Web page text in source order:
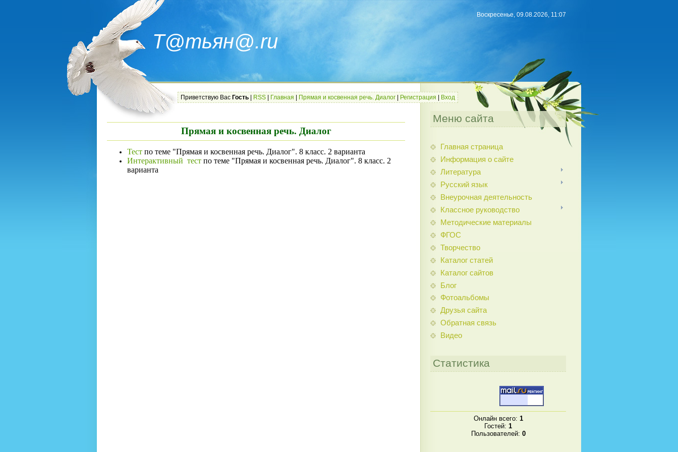
Т@тьян@.ru
Воскресенье, 09.08.2026, 11:07
Приветствую Вас Гость RSS Главная Прямая и косвенная речь. Диалог Регистрация Вход
Прямая и косвенная речь. Диалог
Тест по теме "Прямая и косвенная речь. Диалог". 8 класс. 2 варианта
Интерактивный тест по теме "Прямая и косвенная речь. Диалог". 8 класс. 2
варианта
Меню сайта
Главная страница
Информация о сайте
Литература
Русский язык
Внеурочная деятельность
Классное руководство
Методические материалы
ФГОС
Творчество
Каталог статей
Каталог сайтов
Блог
Фотоальбомы
Друзья сайта
Обратная связь
Видео
Статистика
Онлайн всего: 1
Гостей: 1
Пользователей: 0